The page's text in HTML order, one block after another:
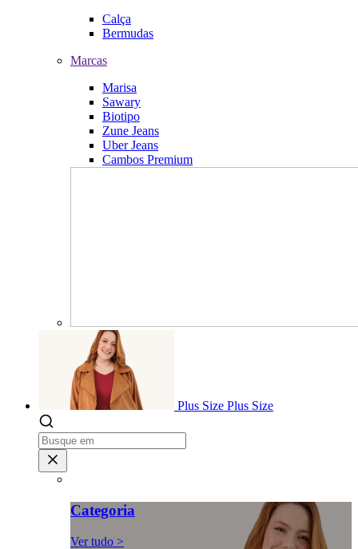
Calça
Bermudas
Marcas
Marisa
Sawary
Biotipo
Zune Jeans
Uber Jeans
Cambos Premium
Plus Size Plus Size
Categoria
Ver tudo >